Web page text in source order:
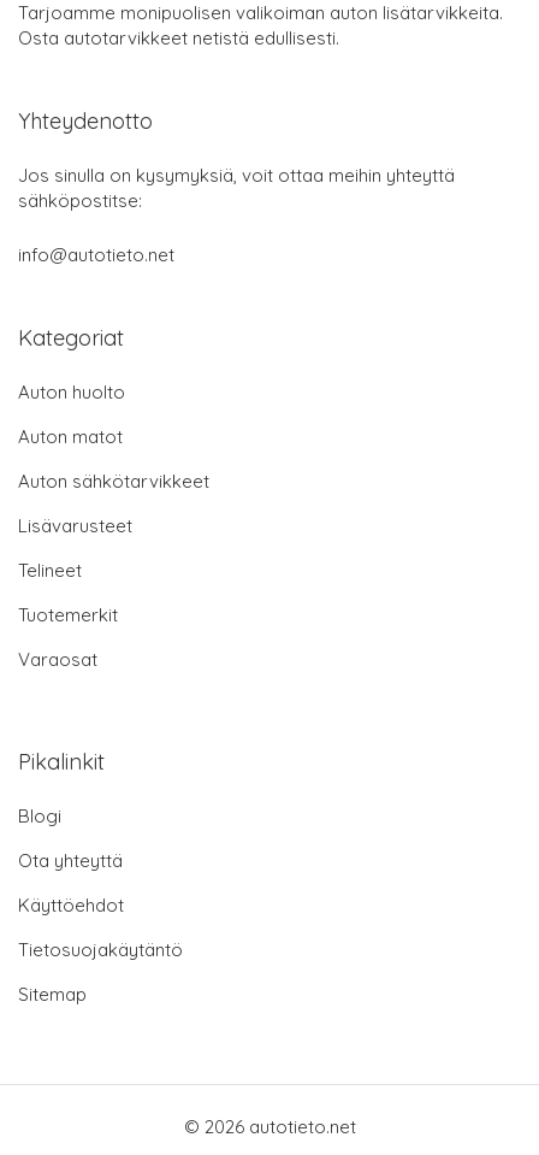
Tarjoamme monipuolisen valikoiman auton lisätarvikkeita.
Osta autotarvikkeet netistä edullisesti.
Yhteydenotto
Jos sinulla on kysymyksiä, voit ottaa meihin yhteyttä
sähköpostitse:
info@autotieto.net
Kategoriat
Auton huolto
Auton matot
Auton sähkötarvikkeet
Lisävarusteet
Telineet
Tuotemerkit
Varaosat
Pikalinkit
Blogi
Ota yhteyttä
Käyttöehdot
Tietosuojakäytäntö
Sitemap
© 2026 autotieto.net